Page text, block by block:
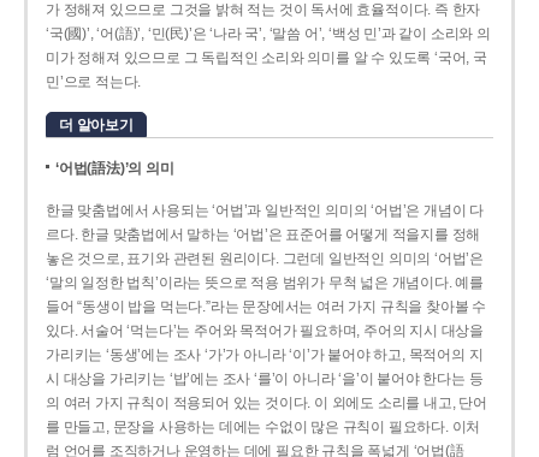
가 정해져 있으므로 그것을 밝혀 적는 것이 독서에 효율적이다. 즉 한자
‘국(國)’, ‘어(語)’, ‘민(民)’은 ‘나라 국’, ‘말씀 어’, ‘백성 민’과 같이 소리와 의
미가 정해져 있으므로 그 독립적인 소리와 의미를 알 수 있도록 ‘국어, 국
민’으로 적는다.
더 알아보기
‘어법(語法)’의 의미
한글 맞춤법에서 사용되는 ‘어법’과 일반적인 의미의 ‘어법’은 개념이 다
르다. 한글 맞춤법에서 말하는 ‘어법’은 표준어를 어떻게 적을지를 정해
놓은 것으로, 표기와 관련된 원리이다. 그런데 일반적인 의미의 ‘어법’은
‘말의 일정한 법칙’이라는 뜻으로 적용 범위가 무척 넓은 개념이다. 예를
들어 “동생이 밥을 먹는다.”라는 문장에서는 여러 가지 규칙을 찾아볼 수
있다. 서술어 ‘먹는다’는 주어와 목적어가 필요하며, 주어의 지시 대상을
가리키는 ‘동생’에는 조사 ‘가’가 아니라 ‘이’가 붙어야 하고, 목적어의 지
시 대상을 가리키는 ‘밥’에는 조사 ‘를’이 아니라 ‘을’이 붙어야 한다는 등
의 여러 가지 규칙이 적용되어 있는 것이다. 이 외에도 소리를 내고, 단어
를 만들고, 문장을 사용하는 데에는 수없이 많은 규칙이 필요하다. 이처
럼 언어를 조직하거나 운영하는 데에 필요한 규칙을 폭넓게 ‘어법(語